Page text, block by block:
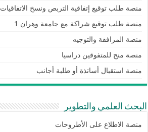
منصة طلب توقيع إتفاقية التربص ونسخ الاتفاقيات
منصة طلب توقيع شراكة مع جامعة وهران 1
منصة المرافقة والتوجيه
منصة منح للمتفوقين دراسيا
منصة استقبال أساتذة أو طلبة أجانب
البحث العلمي والتطوير
منصة الاطلاع على الأطروحات